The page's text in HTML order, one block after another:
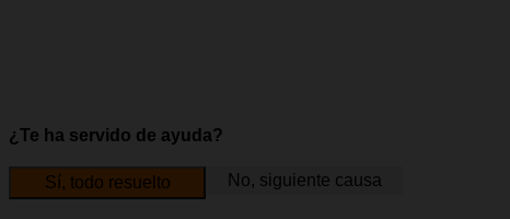
¿Te ha servido de ayuda?
Sí, todo resuelto No, siguiente causa